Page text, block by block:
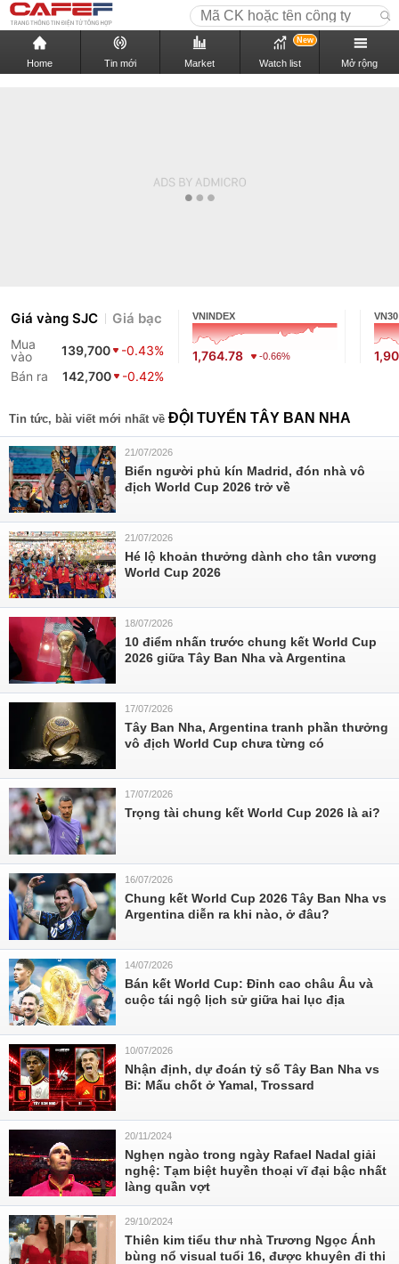
Home Tin mới Market Watch list
New
Mở rộng
Giá vàng SJC Giá bạc
Mua
vào
139,700
-0.43%
Bán ra
142,700 -0.42%
VNINDEX
1,764.78 -0.66%
VN30
Tin tức, bài viết mới nhất về ĐỘI TUYỂN TÂY BAN NHA
21/07/2026
Biển người phủ kín Madrid, đón nhà vô
địch World Cup 2026 trở về
21/07/2026
Hé lộ khoản thưởng dành cho tân vương
World Cup 2026
18/07/2026
10 điểm nhấn trước chung kết World Cup
2026 giữa Tây Ban Nha và Argentina
17/07/2026
Tây Ban Nha, Argentina tranh phần thưởng
vô địch World Cup chưa từng có
17/07/2026
Trọng tài chung kết World Cup 2026 là ai?
16/07/2026
Chung kết World Cup 2026 Tây Ban Nha vs
Argentina diễn ra khi nào, ở đâu?
14/07/2026
Bán kết World Cup: Đỉnh cao châu Âu và
cuộc tái ngộ lịch sử giữa hai lục địa
10/07/2026
Nhận định, dự đoán tỷ số Tây Ban Nha vs
Bỉ: Mấu chốt ở Yamal, Trossard
20/11/2024
Nghẹn ngào trong ngày Rafael Nadal giải
nghệ: Tạm biệt huyền thoại vĩ đại bậc nhất
làng quần vợt
29/10/2024
Thiên kim tiểu thư nhà Trương Ngọc Ánh
bùng nổ visual tuổi 16, được khuyên đi thi